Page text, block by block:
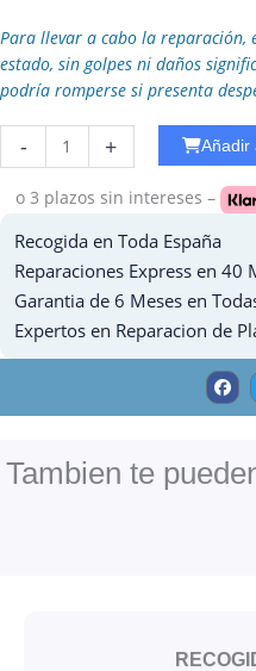
Para llevar a cabo la reparación,
estado, sin golpes ni daños
podría romperse si presenta
-
Carga
Ipad
cantidad
+ Añadir
o 3 plazos sin intereses –
Recogida en Toda España
Reparaciones Express en 40
Garantia de 6 Meses en
Expertos en Reparacion de
F
a
c
e
o
k
Tambien te